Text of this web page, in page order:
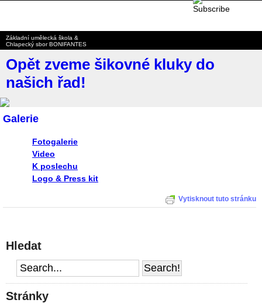
Základní umělecká škola &
Chlapecký sbor BONIFANTES
Opět zveme šikovné kluky do
našich řad!
Galerie
Fotogalerie
Video
K poslechu
Logo & Press kit
Vytisknout tuto stránku
Hledat
Stránky